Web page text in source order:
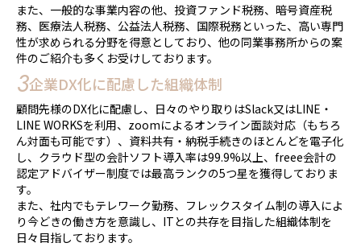
また、一般的な事業内容の他、投資ファンド税務、暗号資産税
務、医療法人税務、公益法人税務、国際税務といった、高い専門
性が求められる分野を得意としており、他の同業事務所からの案
件のご紹介も多くお受けしております。
3企業DX化に配慮した組織体制
顧問先様のDX化に配慮し、日々のやり取りはSlack又はLINE・
LINE WORKSを利用、zoomによるオンライン面談対応（もちろ
ん対面も可能です）、資料共有・納税手続きのほとんどを電子化
し、クラウド型の会計ソフト導入率は99.9%以上、freee会計の
認定アドバイザー制度では最高ランクの5つ星を獲得しておりま
す。
また、社内でもテレワーク勤務、フレックスタイム制の導入によ
り今どきの働き方を意識し、ITとの共存を目指した組織体制を
日々目指しております。